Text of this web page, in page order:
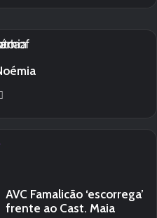
AVC Famalicão ‘escorrega’
frente ao Cast. Maia